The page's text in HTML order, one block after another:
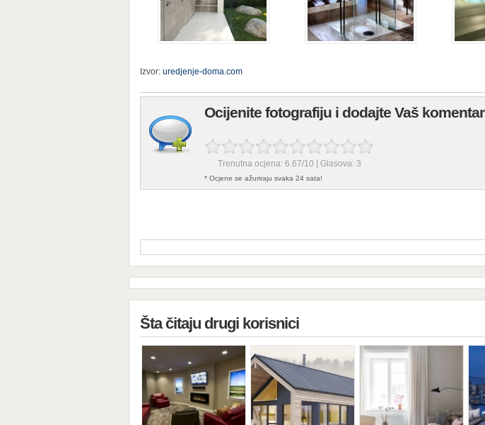
Izvor: uredjenje-doma.com
Ocijenite fotografiju i dodajte Vaš komentar
Trenutna ocjena: 6.67/10 | Glasova: 3
* Ocjene se ažuriraju svaka 24 sata!
Šta čitaju drugi korisnici